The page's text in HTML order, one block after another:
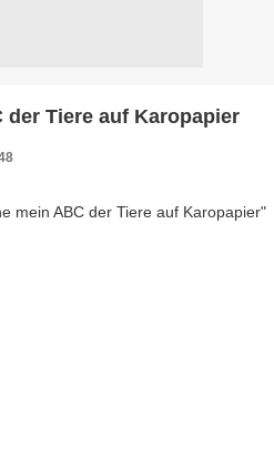
der Tiere auf Karopapier